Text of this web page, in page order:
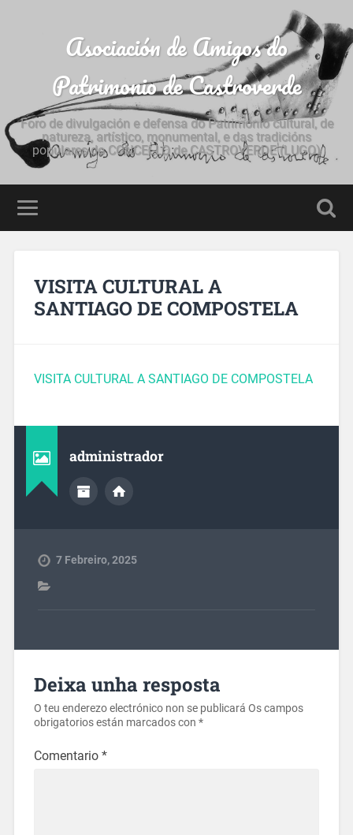
Asociación de Amigos do
Patrimonio de Castroverde
Foro de divulgación e defensa do Patrimonio cultural, de
natureza, artístico, monumental, e das tradicións
populares do CONCELLO de CASTROVERDE (LUGO)
VISITA CULTURAL A
SANTIAGO DE COMPOSTELA
VISITA CULTURAL A SANTIAGO DE COMPOSTELA
administrador
7 Febreiro, 2025
Deixa unha resposta
O teu enderezo electrónico non se publicará Os campos
obrigatorios están marcados con *
Comentario *